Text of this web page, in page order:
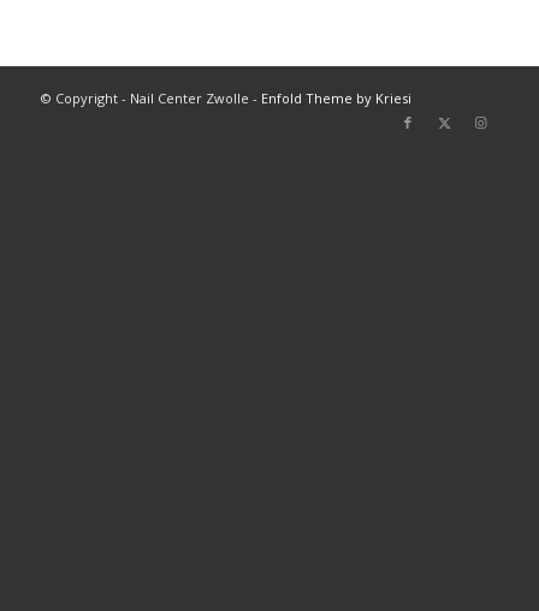
© Copyright - Nail Center Zwolle - Enfold Theme by Kriesi